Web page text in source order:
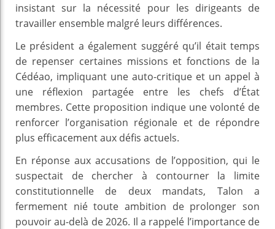
insistant sur la nécessité pour les dirigeants de
travailler ensemble malgré leurs différences.
Le président a également suggéré qu’il était temps
de repenser certaines missions et fonctions de la
Cédéao, impliquant une auto-critique et un appel à
une réflexion partagée entre les chefs d’État
membres. Cette proposition indique une volonté de
renforcer l’organisation régionale et de répondre
plus efficacement aux défis actuels.
En réponse aux accusations de l’opposition, qui le
suspectait de chercher à contourner la limite
constitutionnelle de deux mandats, Talon a
fermement nié toute ambition de prolonger son
pouvoir au-delà de 2026. Il a rappelé l’importance de